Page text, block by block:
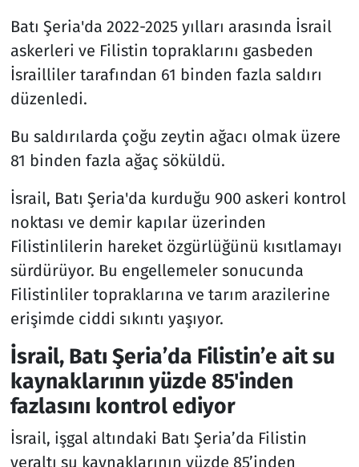
Batı Şeria'da 2022-2025 yılları arasında İsrail
askerleri ve Filistin topraklarını gasbeden
İsrailliler tarafından 61 binden fazla saldırı
düzenledi.
Bu saldırılarda çoğu zeytin ağacı olmak üzere
81 binden fazla ağaç söküldü.
İsrail, Batı Şeria'da kurduğu 900 askeri kontrol
noktası ve demir kapılar üzerinden
Filistinlilerin hareket özgürlüğünü kısıtlamayı
sürdürüyor. Bu engellemeler sonucunda
Filistinliler topraklarına ve tarım arazilerine
erişimde ciddi sıkıntı yaşıyor.
İsrail, Batı Şeria’da Filistin’e ait su
kaynaklarının yüzde 85'inden
fazlasını kontrol ediyor
İsrail, işgal altındaki Batı Şeria’da Filistin
yeraltı su kaynaklarının yüzde 85’inden